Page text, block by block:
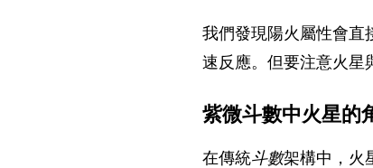
我們發現陽火屬性會直
速反應。但要注意火星
紫微斗數中火星的
在傳統斗數架構中，火